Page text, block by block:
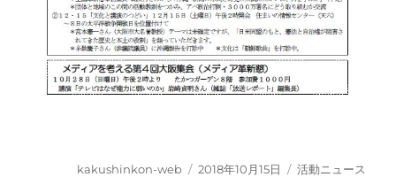
投
kakushinkon-web
投
2018年10月15日
カ
活動ニュース